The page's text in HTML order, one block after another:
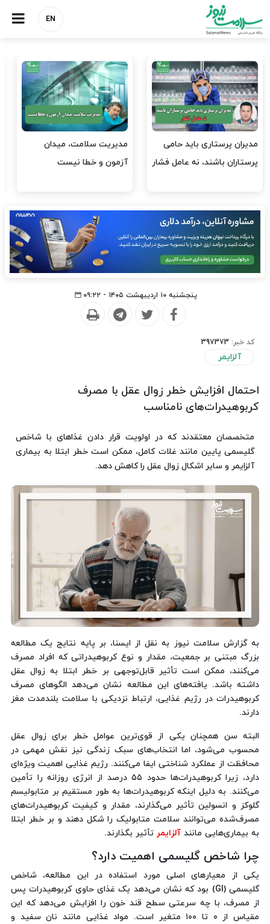
EN
وقت وزیر بهداشت باید صرف
افتتاح پروژه‌ها شود؟
واردات دارو و کالاهای اساسی
باید در اولویت تخصیص ارز
پنجشنبه ۱۰ اردیبهشت ۱۴۰۵ - ۰۹:۲۲
کد خبر: 397373
آلزایمر
احتمال افزایش خطر زوال عقل با مصرف
کربوهیدرات‌های نامناسب
متخصصان معتقدند که در اولویت قرار دادن غذاهای با شاخص
گلیسمی پایین مانند غلات کامل، ممکن است خطر ابتلا به بیماری
آلزایمر و سایر اشکال زوال عقل را کاهش دهد.
به گزارش سلامت نیوز به نقل از ایسنا، بر پایه نتایج یک مطالعه
بزرگ مبتنی بر جمعیت، مقدار و نوع کربوهیدراتی که افراد مصرف
می‌کنند، ممکن است تأثیر قابل‌توجهی بر خطر ابتلا به زوال عقل
داشته باشد. یافته‌های این مطالعه نشان می‌دهد الگوهای مصرف
کربوهیدرات در رژیم غذایی، ارتباط نزدیکی با سلامت بلندمدت مغز
دارند.
البته سن همچنان یکی از قوی‌ترین عوامل خطر برای زوال عقل
محسوب می‌شود، اما انتخاب‌های سبک زندگی نیز نقش مهمی در
محافظت از عملکرد شناختی ایفا می‌کنند. رژیم غذایی اهمیت ویژه‌ای
دارد، زیرا کربوهیدرات‌ها حدود ۵۵ درصد از انرژی روزانه را تأمین
می‌کنند. به دلیل اینکه کربوهیدرات‌ها به طور مستقیم بر متابولیسم
گلوکز و انسولین تأثیر می‌گذارند، مقدار و کیفیت کربوهیدرات‌های
مصرف‌شده می‌توانند سلامت متابولیک را شکل دهند و بر خطر ابتلا
به بیماری‌هایی مانند آلزایمر تأثیر بگذارند.
چرا شاخص گلیسمی اهمیت دارد؟
یکی از معیارهای اصلی مورد استفاده در این مطالعه، شاخص
گلیسمی (GI) بود که نشان می‌دهد یک غذای حاوی کربوهیدرات پس
از مصرف، با چه سرعتی سطح قند خون را افزایش می‌دهد که این
مقیاس از ۰ تا ۱۰۰ متغیر است. مواد غذایی مانند نان سفید و